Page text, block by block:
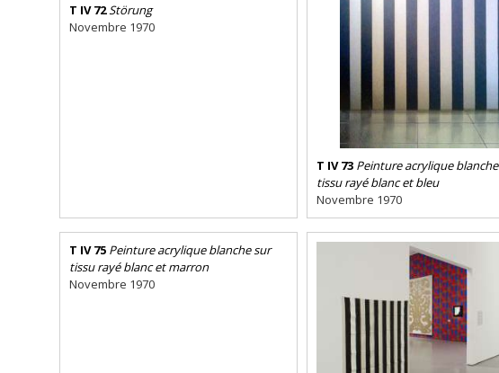
T IV 72Störung
Novembre 1970
T IV 73 Peinture acrylique
tissu rayé blanc et bleu
Novembre 1970
T IV 75 Peinture acrylique blanche sur
tissu rayé blanc et marron
Novembre 1970